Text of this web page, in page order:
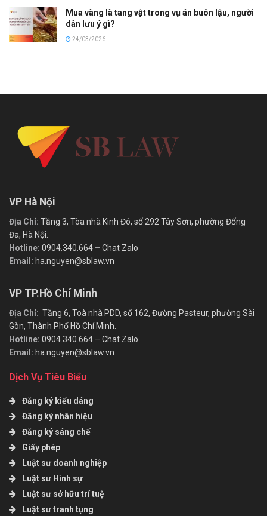
Mua vàng là tang vật trong vụ án buôn lậu, người
dân lưu ý gì?
24/03/2026
VP Hà Nội
Địa Chỉ: Tầng 3, Tòa nhà Kinh Đô, số 292 Tây Sơn, phường Đống
Đa, Hà Nội.
Hotline: 0904.340.664 – Chat Zalo
Email: ha.nguyen@sblaw.vn
VP TP.Hồ Chí Minh
Địa Chỉ: Tầng 6, Toà nhà PDD, số 162, Đường Pasteur, phường Sài
Gòn, Thành Phố Hồ Chí Minh.
Hotline: 0904.340.664 – Chat Zalo
Email: ha.nguyen@sblaw.vn
Dịch Vụ Tiêu Biểu
Đăng ký kiểu dáng
Đăng ký nhãn hiệu
Đăng ký sáng chế
Giấy phép
Luật sư doanh nghiệp
Luật sư Hình sự
Luật sư sở hữu trí tuệ
Luật sư tranh tụng